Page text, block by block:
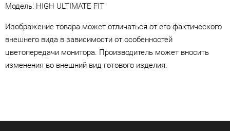
Модель: HIGH ULTIMATE FIT
Изображение товара может отличаться от его фактического
внешнего вида в зависимости от особенностей
цветопередачи монитора. Производитель может вносить
изменения во внешний вид готового изделия.